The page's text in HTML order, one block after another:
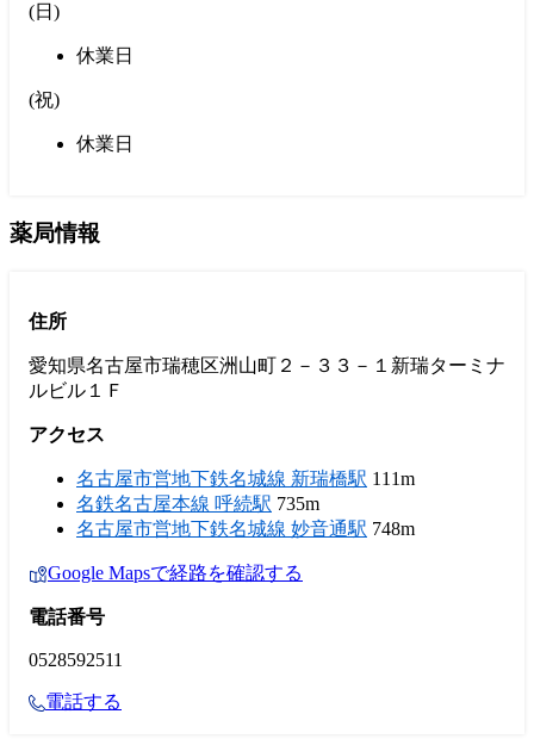
(日 )
休業日
(祝)
休業日
薬局情報
住所
愛知県名古屋市瑞穂区洲山町２－３３－１新瑞ターミナ
ルビル１Ｆ
アクセス
名古屋市営地下鉄名城線 新瑞橋駅 111m
名鉄名古屋本線 呼続駅 735m
名古屋市営地下鉄名城線 妙音通駅 748m
Google Mapsで経路を確認する
電話番号
0528592511
電話する